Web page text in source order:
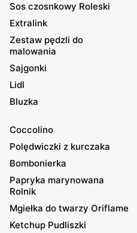
Sos czosnkowy Roleski
Extralink
Zestaw pędzli do
malowania
Sajgonki
Lidl
Bluzka
Coccolino
Polędwiczki z kurczaka
Bombonierka
Papryka marynowana
Rolnik
Mgiełka do twarzy Oriflame
Ketchup Pudliszki